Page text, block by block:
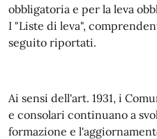
obbligatoria e per la leva
I "Liste di leva",
seguito riportati.
Ai sensi dell'art. 1931, i
e consolari continuano a
formazione e